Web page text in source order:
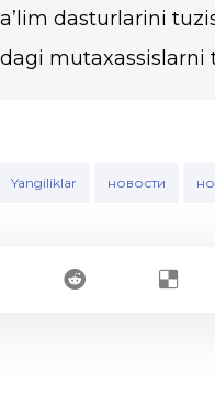
dasturlarini
mutaxassislarni
Yangiliklar новости